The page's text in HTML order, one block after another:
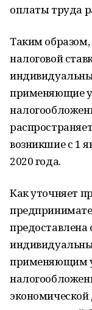
оплаты труда
Таким
налоговой
применяющие
возникшие с 1
2020 года.
Как уточняет
предоставлена
применяющим
экономической